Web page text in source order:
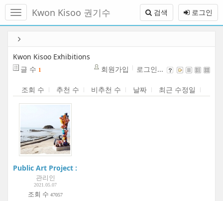
메
토
로그인
검색
Kwon Kisoo 권기수
Kwon Kisoo Exhibitions
글 수 1 회원가입 로그인...
조회 수 추천 수 비추천 수 날짜 최근 수정일
Public Art Project : Youngheung-do Project
관리인
2021.05.07
조회 수 47057